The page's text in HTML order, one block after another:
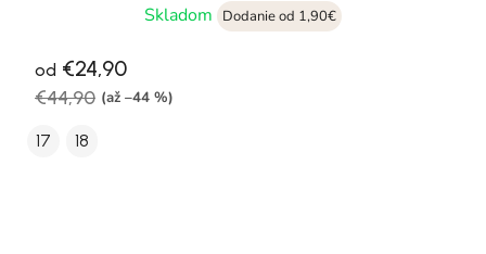
Skladom
Dodanie od 1,90€
od €24,90
€44,90 (až –44 %)
17 18